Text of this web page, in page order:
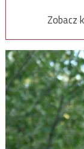
Zobacz